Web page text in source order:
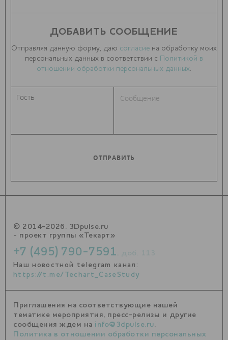
ДОБАВИТЬ СООБЩЕНИЕ
Отправляя данную форму, даю согласие на обработку моих
персональных данных в соответствии с
Политикой в
отношении обработки персональных данных.
© 2014-2026. 3Dpulse.ru
- проект группы «Текарт»
+7 (495) 790-7591
Наш новостной telegram канал:
https://t.me/Techart_CaseStudy
Приглашения на соответствующие нашей
тематике мероприятия, пресс-релизы и другие
сообщения ждем на info@3dpulse.ru.
Политика в отношении обработки персональных